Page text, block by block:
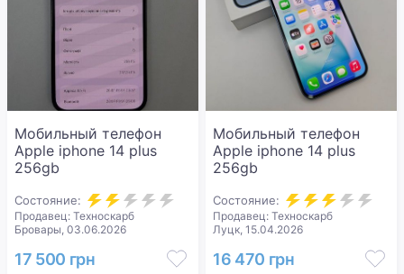
Мобильный телефон
Apple iphone 14 plus
256gb
Состояние:
Продавец: Техноскарб
Бровары, 03.06.2026
17 500 грн
Мобильный телефон
Apple iphone 14 plus
256gb
Состояние:
Продавец: Техноскарб
Луцк, 15.04.2026
16 470 грн